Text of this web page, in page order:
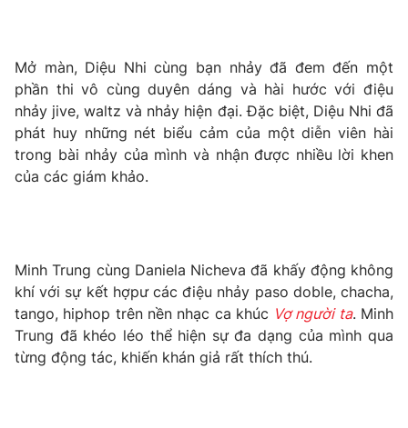
Khán giả
Giải sao mai
Âm nhạc
Sao
Du lịch
Làm đẹp
Chất lượng cuộc sống
Giáo dục
Tuyển sinh
Học trực tuyến
Công nghệ
Hitech Công nghệ tương lai
Tư vấn
Chuyên mục khác
Emagazine Podcast
Mở màn, Diệu Nhi cùng bạn nhảy đã đem đến một
phần thi vô cùng duyên dáng và hài hước với điệu
nhảy jive, waltz và nhảy hiện đại. Đặc biệt, Diệu Nhi đã
phát huy những nét biểu cảm của một diễn viên hài
trong bài nhảy của mình và nhận được nhiều lời khen
của các giám khảo.
Minh Trung cùng Daniela Nicheva đã khấy động không
khí với sự kết hợpư các điệu nhảy paso doble, chacha,
tango, hiphop trên nền nhạc ca khúc Vợ người ta. Minh
Trung đã khéo léo thể hiện sự đa dạng của mình qua
từng động tác, khiến khán giả rất thích thú.